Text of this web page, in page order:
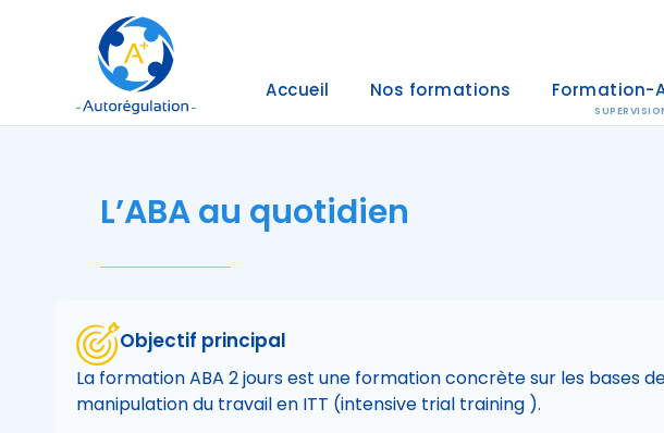
Accueil Nos formations Formation-
L’ABA au quotidien
Objectif principal
La formation ABA 2 jours est une formation concrète sur les bases
manipulation du travail en ITT (intensive trial training ).